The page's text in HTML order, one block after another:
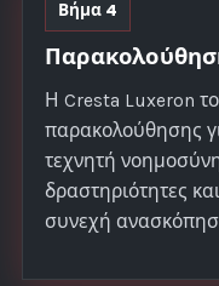
Βήμα 4
Η Cresta Luxeron
παρακολούθησης
τεχνητή
δραστηριότητες
συνεχή